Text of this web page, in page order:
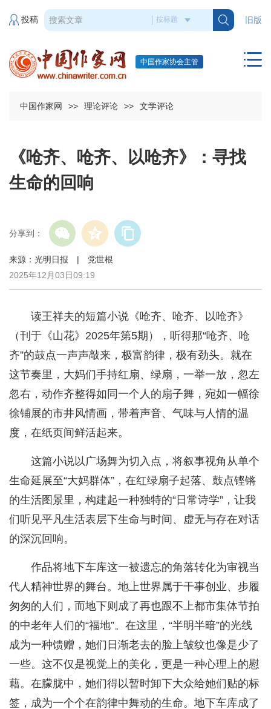
旧版
投稿
中国作家协会主管
中国作家网 >> 理论评论 >> 文学评论
《呛齐、呛齐、以呛齐》：寻找
生命的回响
分享到：
来源：光明日报 | 党世根
2025年12月03日09:19
读王祥夫的短篇小说《呛齐、呛齐、以呛齐》
（刊于《山花》2025年第5期），听得那“呛齐、呛
齐”的鼓点一声声敲来，极富韵律，极有劲头。就在
这节奏里，大妈们手持红扇、绿扇，一举一放，忽左
忽右，动作齐整得如同一个人的扇子舞，宛如一幅徐
徐铺展的市井风情画，带着声音、气味与人情的温
度，在纸页间鲜活起来。
这篇小说以广场舞为切入点，将叙事视角从单个
生命延展至“大妈群体”，在红绿扇子起落、鼓点铿锵
的生活图景里，构建起一种独特的“日常诗学”，让我
们听见平凡生活表层下生命与时间、虚无与存在对话
的深沉回响。
作品将地下车库这一被遗忘的角落转化为审视当
代人精神世界的舞台。地上世界属于干事创业、步履
匆匆的人们，而地下则成了再也跟不上都市集体节拍
的中老年人们的“福地”。在这里，“半明半暗”的光线
成为一种馈赠，她们日渐老去的脸上皱纹也像是少了
一些。这不仅是视觉上的美化，更是一种心理上的慰
藉。在朦胧中，她们得以暂时卸下大众给她们贴的标
签，成为一个个在韵律中舞动的生命。地下车库成了